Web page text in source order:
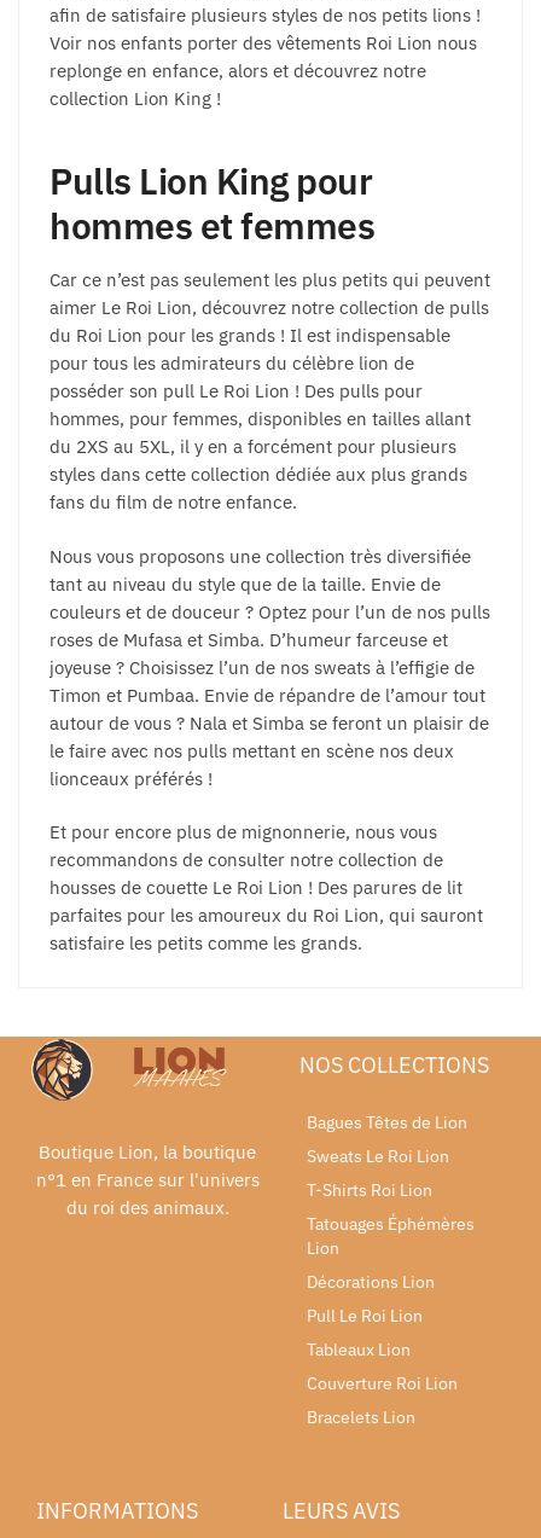
afin de satisfaire plusieurs styles de nos petits lions !
Voir nos enfants porter des vêtements Roi Lion nous
replonge en enfance, alors et découvrez notre
collection Lion King !
Pulls Lion King pour
hommes et femmes
Car ce n’est pas seulement les plus petits qui peuvent
aimer Le Roi Lion, découvrez notre collection de pulls
du Roi Lion pour les grands ! Il est indispensable
pour tous les admirateurs du célèbre lion de
posséder son pull Le Roi Lion ! Des pulls pour
hommes, pour femmes, disponibles en tailles allant
du 2XS au 5XL, il y en a forcément pour plusieurs
styles dans cette collection dédiée aux plus grands
fans du film de notre enfance.
Nous vous proposons une collection très diversifiée
tant au niveau du style que de la taille. Envie de
couleurs et de douceur ? Optez pour l’un de nos pulls
roses de Mufasa et Simba. D’humeur farceuse et
joyeuse ? Choisissez l’un de nos sweats à l’effigie de
Timon et Pumbaa. Envie de répandre de l’amour tout
autour de vous ? Nala et Simba se feront un plaisir de
le faire avec nos pulls mettant en scène nos deux
lionceaux préférés !
Et pour encore plus de mignonnerie, nous vous
recommandons de consulter notre collection de
housses de couette Le Roi Lion ! Des parures de lit
parfaites pour les amoureux du Roi Lion, qui sauront
satisfaire les petits comme les grands.
Boutique Lion, la boutique
n°1 en France sur l'univers
du roi des animaux.
NOS COLLECTIONS
Bagues Têtes de Lion
Sweats Le Roi Lion
T-Shirts Roi Lion
Tatouages Éphémères
Lion
Décorations Lion
Pull Le Roi Lion
Tableaux Lion
Couverture Roi Lion
Bracelets Lion
INFORMATIONS LEURS AVIS